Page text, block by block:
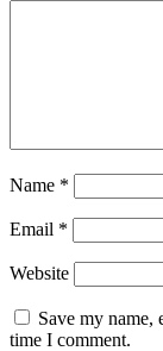
Name *
Email *
Website
Save my name,
time I comment.